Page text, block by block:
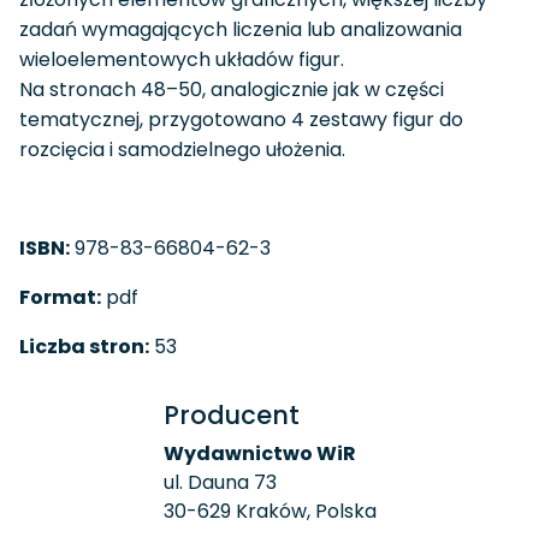
zadań wymagających liczenia lub analizowania
wieloelementowych układów figur.
Na stronach 48–50, analogicznie jak w części
tematycznej, przygotowano 4 zestawy figur do
rozcięcia i samodzielnego ułożenia.
ISBN:978-83-66804-62-3
Format: pdf
Liczba stron: 53
Producent
Wydawnictwo WiR
ul. Dauna 73
30-629 Kraków, Polska